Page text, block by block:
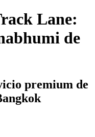
Lane:
de
premium de